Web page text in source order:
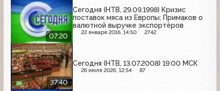
07:20
Сегодня (НТВ, 29.09.1998) Кризис
поставок мяса из Европы; Примаков о
валютной выручке экспортёров
22 января 2016, 14:50 2742
37:40
Сегодня (НТВ, 13.07.2008) 19:00 МСК
26 июля 2026, 12:54 87